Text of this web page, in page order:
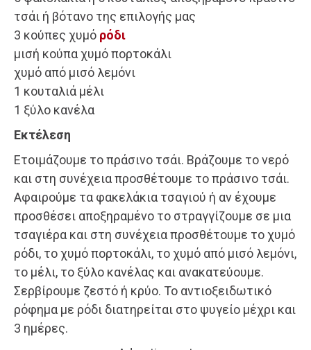
τσάι ή βότανο της επιλογής μας
3 κούπες χυμό ρόδι
μισή κούπα χυμό πορτοκάλι
χυμό από μισό λεμόνι
1 κουταλιά μέλι
1 ξύλο κανέλα
Εκτέλεση
Ετοιμάζουμε το πράσινο τσάι. Βράζουμε το νερό
και στη συνέχεια προσθέτουμε το πράσινο τσάι.
Αφαιρούμε τα φακελάκια τσαγιού ή αν έχουμε
προσθέσει αποξηραμένο το στραγγίζουμε σε μια
τσαγιέρα και στη συνέχεια προσθέτουμε το χυμό
ρόδι, το χυμό πορτοκάλι, το χυμό από μισό λεμόνι,
το μέλι, το ξύλο κανέλας και ανακατεύουμε.
Σερβίρουμε ζεστό ή κρύο. Το αντιοξειδωτικό
ρόφημα με ρόδι διατηρείται στο ψυγείο μέχρι και
3 ημέρες.